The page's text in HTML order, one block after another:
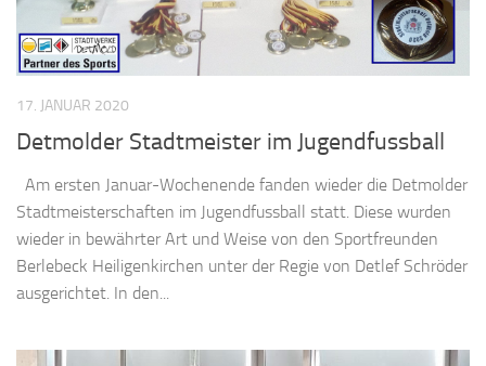
17. JANUAR 2020
Detmolder Stadtmeister im Jugendfussball
Am ersten Januar-Wochenende fanden wieder die Detmolder
Stadtmeisterschaften im Jugendfussball statt. Diese wurden
wieder in bewährter Art und Weise von den Sportfreunden
Berlebeck Heiligenkirchen unter der Regie von Detlef Schröder
ausgerichtet. In den...